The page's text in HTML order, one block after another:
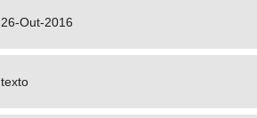
26-Out-2016
texto